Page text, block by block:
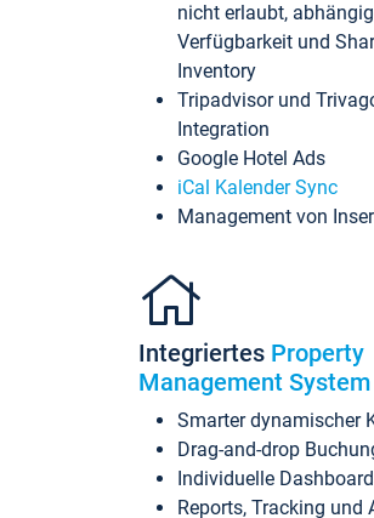
nicht erlaubt,
Verfügbarkeit und
Inventory
Tripadvisor und
Integration
Google Hotel Ads
iCal Kalender Sync
Management von
Integriertes Property
Management System
Smarter dynamischer
Drag-and-drop
Individuelle
Reports, Tracking und